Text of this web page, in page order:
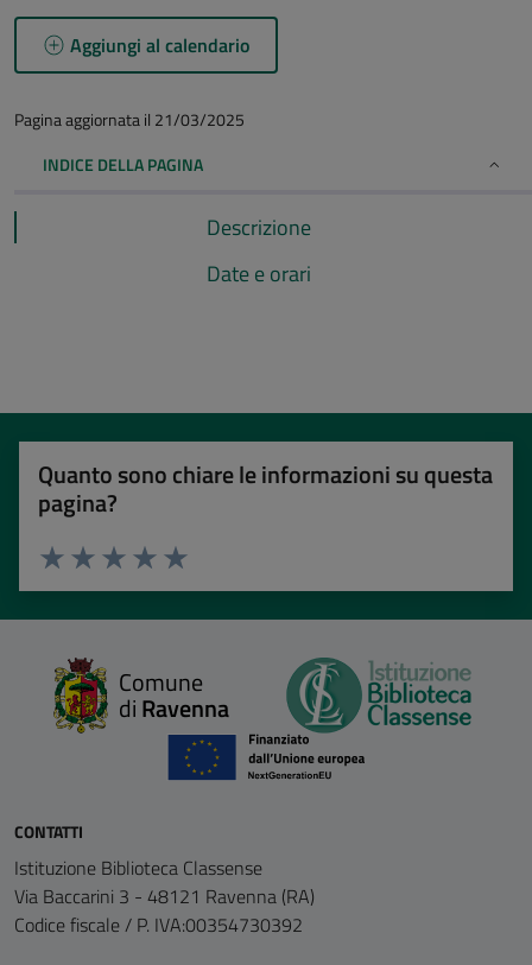
INDICE DELLA PAGINA
Descrizione
Date e orari
Aggiungi al calendario
Pagina aggiornata il 21/03/2025
Quanto sono chiare le informazioni su questa
pagina?
Valuta 5 stelle su 5
Valuta 4 stelle su 5
Valuta 3 stelle su 5
Valuta 2 stelle su 5
Valuta 1 stelle su 5
Comune
diRavenna
CONTATTI
Istituzione Biblioteca Classense
Via Baccarini 3 - 48121 Ravenna (RA)
Codice fiscale / P. IVA:00354730392